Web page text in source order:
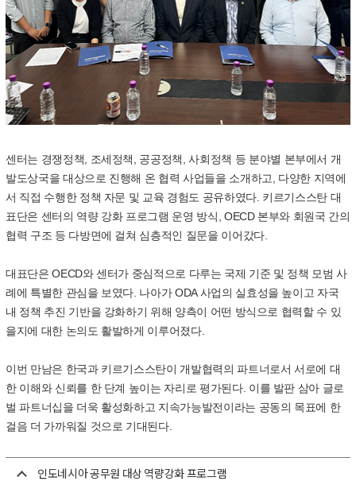
센터는 경쟁정책 조세정책 공공정책 ,사회정책 등 분야별 본부에서 개
발도상국을 대상으로 진행해 온 협력 사업들을 소개하고
다양한 지역에
서 직접 수행한 정책 자문 및 교육 경험도 공유하였다. 키르기스스탄 대
표단은 센터의 역량 강화 프로그램 운영 방식 , OECD 본부와 회원국 간의
협력 구조 등 다방면에 걸쳐 심층적인 질문을 이어갔다.
대표단은 OECD와 센터가 중심적으로 다루는 국제 기준 및 정책 모범 사
례에 특별한 관심을 보였다 나아가ODA사업의 실효성을 높이고 자국
내 정책 추진 기반을 강화하기 위해 양측이 어떤 방식으로 협력할 수 있
을지에 대한 논의도 활발하게 이루어졌다.
이번 만남은 한국과 키르기스스탄이 개발협력의 파트너로서 서로에 대
한 이해와 신뢰를 한 단계 높이는 자리로 평가된다. 이를 발판 삼아 글로
벌 파트너십을 더욱 활성화하고 지속가능발전이라는 공동의 목표에 한
걸음 더 가까워질 것으로 기대된다.
인도네시아 공무원 대상 역량강화 프로그램